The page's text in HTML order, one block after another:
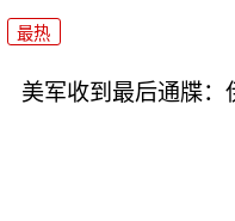
最热
美军收到最后通牒：